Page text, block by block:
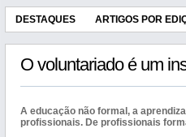
DESTAQUES ARTIGOS POR
O voluntariado é um
A educação não formal, a
profissionais. De profissionais